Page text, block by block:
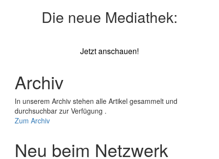
Die neue Mediathek:
Jetzt anschauen!
Archiv
In unserem Archiv stehen alle Artikel gesammelt und
durchsuchbar zur Verfügung .
Zum Archiv
Neu beim Netzwerk